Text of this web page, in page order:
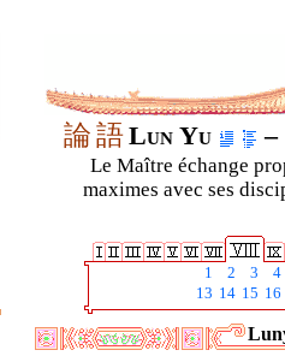
論語Lun Yu –
Le Maître échange
maximes avec ses
1 2 3
4
13 14 15 16